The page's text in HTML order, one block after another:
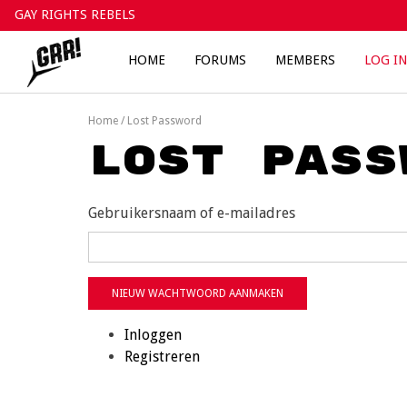
Skip
to
content
GAY RIGHTS REBELS
HOME FORUMS MEMBERS LOG IN
Home / Lost Password
Lost
Gebruikersnaam of e-mailadres
NIEUW WACHTWOORD AANMAKEN
Inloggen
Registreren